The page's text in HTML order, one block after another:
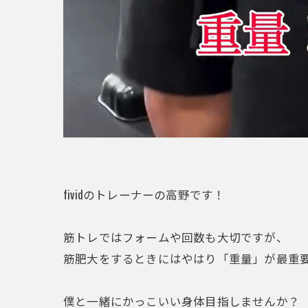
fividのトレーナーの高野です！
筋トレではフォームや回数も大切ですが、
筋肥大をするときにはやはり「重量」が最重
僕と一緒にかっこいい身体目指しませんか？